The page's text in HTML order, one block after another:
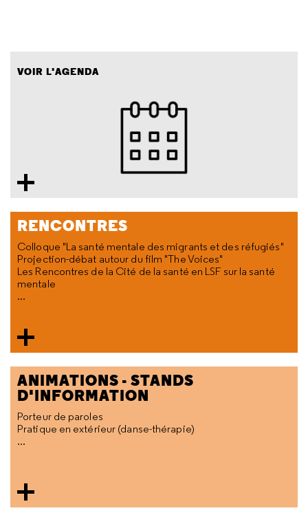
VOIR L'AGENDA
RENCONTRES
Colloque "La santé mentale des migrants et des réfugiés"
Projection-débat autour du film "The Voices"
Les Rencontres de la Cité de la santé en LSF sur la santé
mentale
...
ANIMATIONS - STANDS
D'INFORMATION
Porteur de paroles
Pratique en extérieur (danse-thérapie)
...